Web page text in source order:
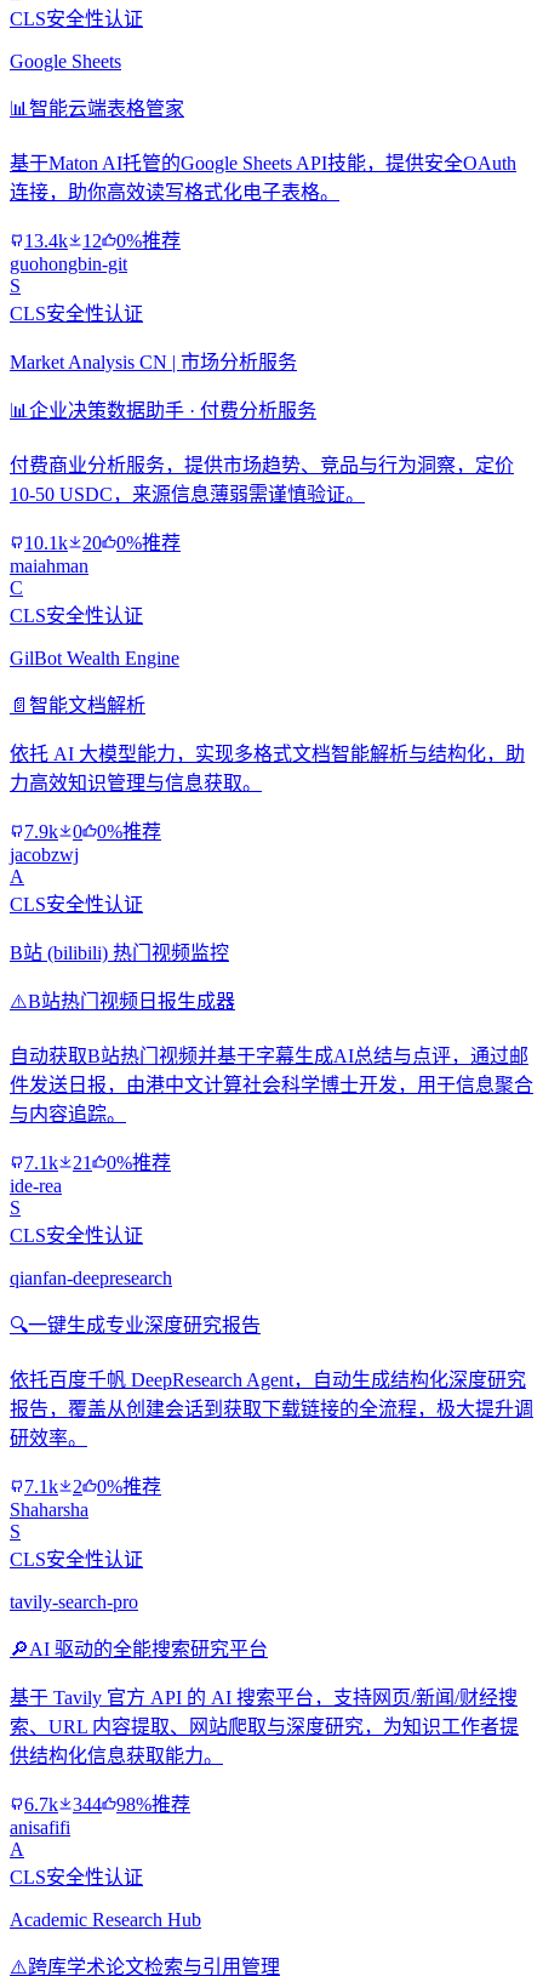
CLS安全性认证
Google Sheets
📊 智能云端表格管家
基于Maton AI托管的Google Sheets API技能，提供安全OAuth
连接，助你高效读写格式化电子表格。
13.4k 12
0%推荐
guohongbin-git
S
CLS安全性认证
Market Analysis CN | 市场分析服务
📊 企业决策数据助手 · 付费分析服务
付费商业分析服务，提供市场趋势、竞品与行为洞察，定价
10-50 USDC，来源信息薄弱需谨慎验证。
10.1k 20
0%推荐
maiahman
C
CLS安全性认证
GilBot Wealth Engine
📄 智能文档解析
依托 AI 大模型能力，实现多格式文档智能解析与结构化，助
力高效知识管理与信息获取。
7.9k 0
0%推荐
jacobzwj
A
CLS安全性认证
B站 (bilibili) 热门视频监控
⚠️B站热门视频日报生成器
自动获取B站热门视频并基于字幕生成AI总结与点评，通过邮
件发送日报，由港中文计算社会科学博士开发，用于信息聚合
与内容追踪。
7.1k 21
0%推荐
ide-rea
S
CLS安全性认证
qianfan-deepresearch
🔍一键生成专业深度研究报告
依托百度千帆 DeepResearch Agent，自动生成结构化深度研究
报告，覆盖从创建会话到获取下载链接的全流程，极大提升调
研效率。
7.1k 2
0%推荐
Shaharsha
S
CLS安全性认证
tavily-search-pro
🔎AI 驱动的全能搜索研究平台
基于 Tavily 官方 API 的 AI 搜索平台，支持网页/新闻/财经搜
索、URL 内容提取、网站爬取与深度研究，为知识工作者提
供结构化信息获取能力。
6.7k 344
98%推荐
anisafifi
A
CLS安全性认证
Academic Research Hub
⚠️跨库学术论文检索与引用管理